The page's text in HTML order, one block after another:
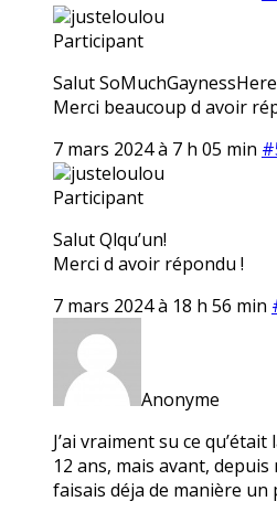
justeloulou
Participant
Salut
Merci beaucoup d avoir
7 mars 2024 à 7 h 05 min
justeloulou
Participant
Salut Qlqu’un!
Merci d avoir répondu !
7 mars 2024 à 18 h 56 min
Anonyme
J’ai vraiment su ce
12 ans, mais avant,
faisais déja de manière un